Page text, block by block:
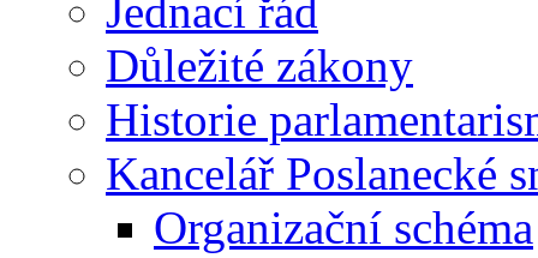
Jednací řád
Důležité zákony
Historie
Kancelář Poslanecké
Organizační schéma